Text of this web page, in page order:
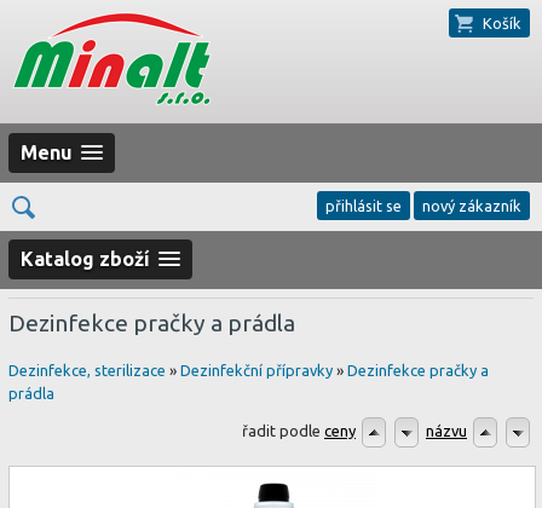
Košík
Menu
přihlásit se nový zákazník
Katalog zboží
Dezinfekce pračky a prádla
Dezinfekce, sterilizace » Dezinfekční přípravky » Dezinfekce pračky a
prádla
řadit podle ceny názvu